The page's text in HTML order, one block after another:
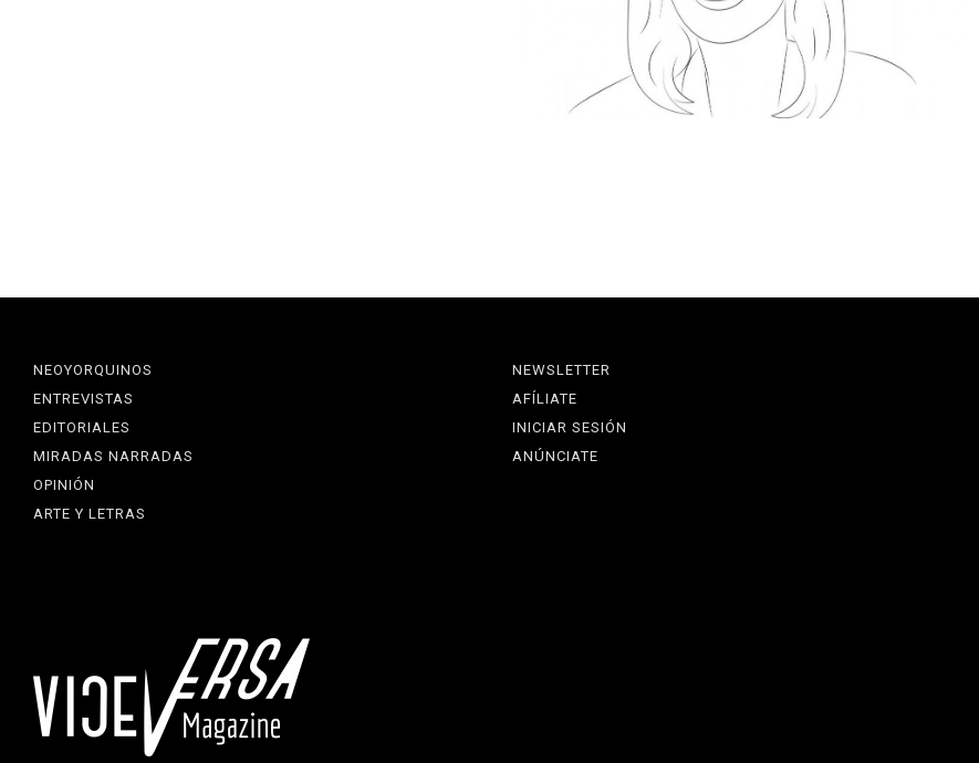
NEOYORQUINOS
ENTREVISTAS
EDITORIALES
MIRADAS NARRADAS
OPINIÓN
ARTE Y LETRAS
NEWSLETTER
AFÍLIATE
INICIAR SESIÓN
ANÚNCIATE